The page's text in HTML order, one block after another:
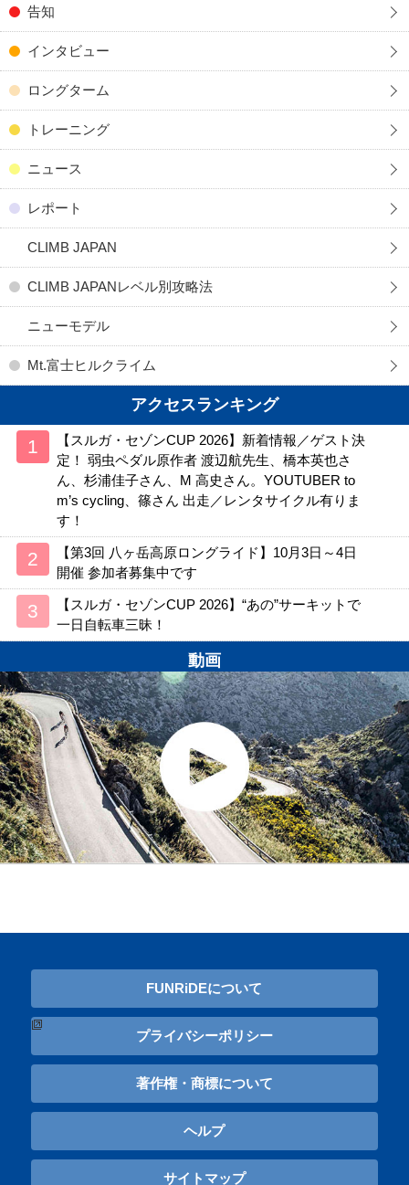
告知
インタビュー
ロングターム
トレーニング
ニュース
レポート
CLIMB JAPAN
CLIMB JAPANレベル別攻略法
ニューモデル
Mt.富士ヒルクライム
アクセスランキング
【スルガ・セゾンCUP 2026】新着情報／ゲスト決
定！ 弱虫ペダル原作者 渡辺航先生、橋本英也さ
ん、杉浦佳子さん、M 高史さん。YOUTUBER to
m’s cycling、篠さん 出走／レンタサイクル有りま
す！
【第3回 八ヶ岳高原ロングライド】10月3日～4日
開催 参加者募集中です
【スルガ・セゾンCUP 2026】“あの”サーキットで
一日自転車三昧！
動画
FUNRiDEについて
プライバシーポリシー
著作権・商標について
ヘルプ
サイトマップ